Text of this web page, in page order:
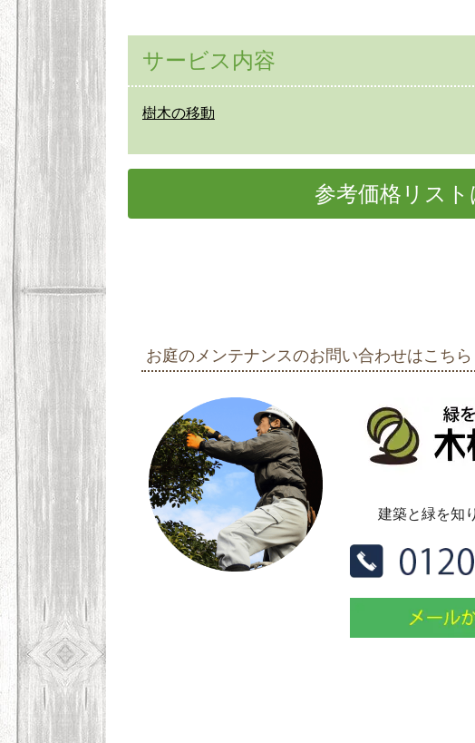
サービス内容
樹木の移動
参考価格リス
お庭のメンテナンスのお問い合わせはこちら
建築と緑を知